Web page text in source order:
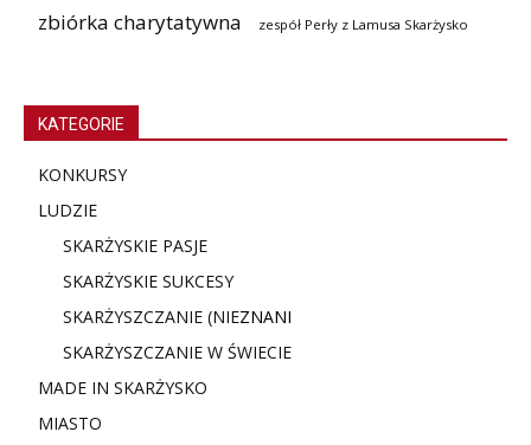
zbiórka charytatywna zespół Perły z Lamusa Skarżysko
KATEGORIE
KONKURSY
LUDZIE
SKARŻYSKIE PASJE
SKARŻYSKIE SUKCESY
SKARŻYSZCZANIE (NIEZNANI
SKARŻYSZCZANIE W ŚWIECIE
MADE IN SKARŻYSKO
MIASTO